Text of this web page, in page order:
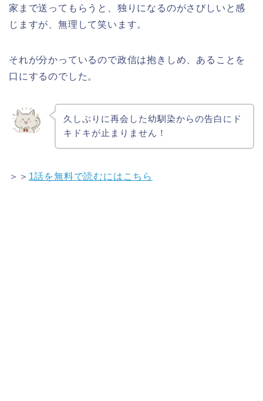
家まで送ってもらうと、独りになるのがさびしいと感
じますが、無理して笑います。
それが分かっているので政信は抱きしめ、あることを
口にするのでした。
久しぶりに再会した幼馴染からの告白にド
キドキが止まりません！
＞＞ 1話を無料で読むにはこちら